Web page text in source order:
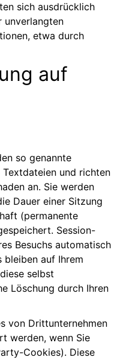
sich ausdrücklich
unverlangten
etwa durch
auf
so genannte
Textdateien und richten
an. Sie werden
Dauer einer Sitzung
(permanente
Session-
Besuchs automatisch
bleiben auf Ihrem
selbst
Löschung durch Ihren
von Drittunternehmen
werden, wenn Sie
Cookies). Diese